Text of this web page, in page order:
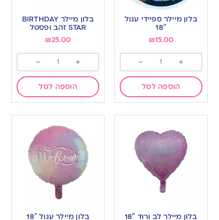
בלון מיילר ספיידי עגול
18″
₪15.00
+
-
הוספה לסל
בלון מיילר BIRTHDAY
STAR זהב ופסטל
₪25.00
+
-
הוספה לסל
בלון מיילר לב ורוד 18″
בלון מיילר עגול 18″